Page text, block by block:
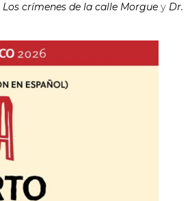
Los crímenes de la calle Morgue y Dr.